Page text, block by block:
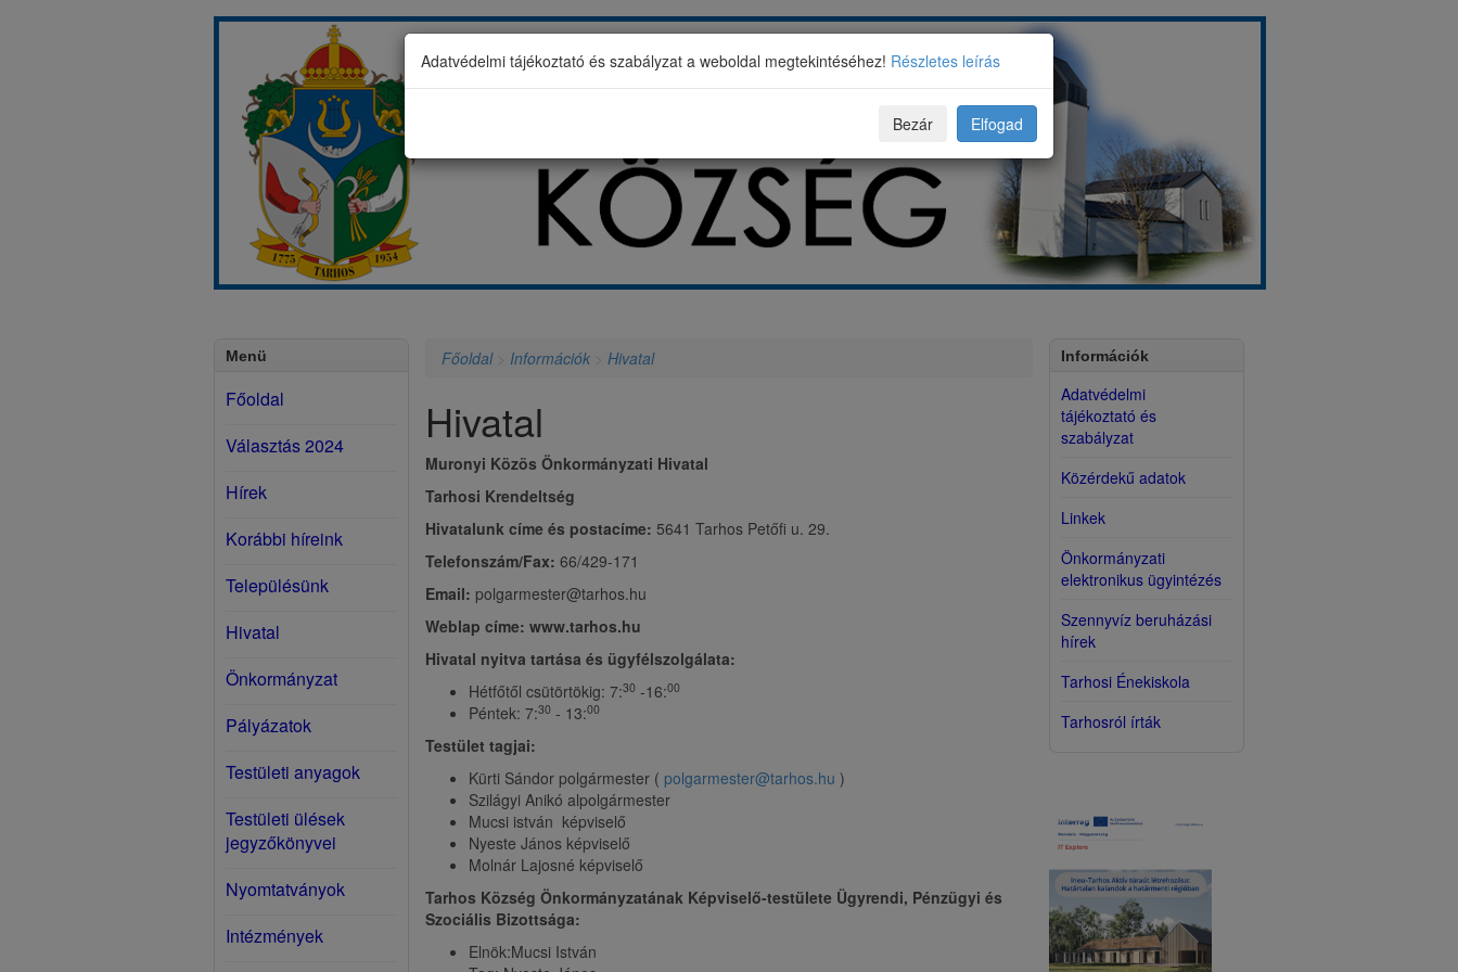
Menü
Főoldal
Választás 2024
Hírek
Korábbi híreink
Településünk
Hivatal
Önkormányzat
Pályázatok
Testületi anyagok
Testületi ülések
jegyzőkönyvei
Nyomtatványok
Intézmények
Információk
Adatvédelmi
tájékoztató és
szabályzat
Közérdekű adatok
Linkek
Önkormányzati
elektronikus ügyintézés
Szennyvíz beruházási
hírek
Tarhosi Énekiskola
Tarhosról írták
Főoldal> Információk Hivatal
Hivatal
Muronyi Közös Önkormányzati Hivatal
Tarhosi Krendeltség
Hivatalunk címe és postacíme: 5641 Tarhos Petőfi u. 29.
Telefonszám/Fax: 66/429-171
Email: polgarmester@tarhos.hu
Weblap címe: www.tarhos.hu
Hivatal nyitva tartása és ügyfélszolgálata:
Hétfőtől csütörtökig: 7:30 -16:00
Péntek: 7:30 - 13:00
Testület tagjai:
Kürti Sándor polgármester ( polgarmester@tarhos.hu )
Szilágyi Anikó alpolgármester
Mucsi istván képviselő
Nyeste János képviselő
Molnár Lajosné képviselő
Tarhos Község Önkormányzatának Képviselő-testülete Ügyrendi, Pénzügyi és
Szociális Bizottsága:
Elnök:Mucsi István
Adatvédelmi tájékoztató és szabályzat a weboldal megtekintéséhez! Részletes leírás
Bezár Elfogad